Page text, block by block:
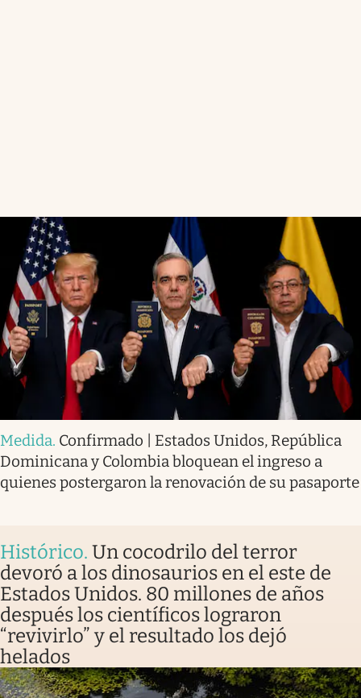
Medida. Confirmado | Estados Unidos, República
Dominicana y Colombia bloquean el ingreso a
quienes postergaron la renovación de su pasaporte
Histórico. Un cocodrilo del terror
devoró a los dinosaurios en el este de
Estados Unidos. 80 millones de años
después los científicos lograron
“revivirlo” y el resultado los dejó
helados